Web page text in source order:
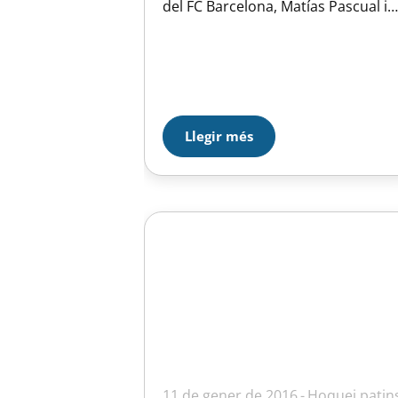
del FC Barcelona, Matías Pascual i
potser els…
Llegir més